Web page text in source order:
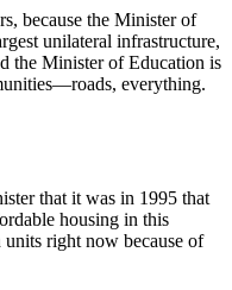
because the Minister of
unilateral infrastructure,
the Minister of Education is
everything.
that it was in 1995 that
housing in this
right now because of